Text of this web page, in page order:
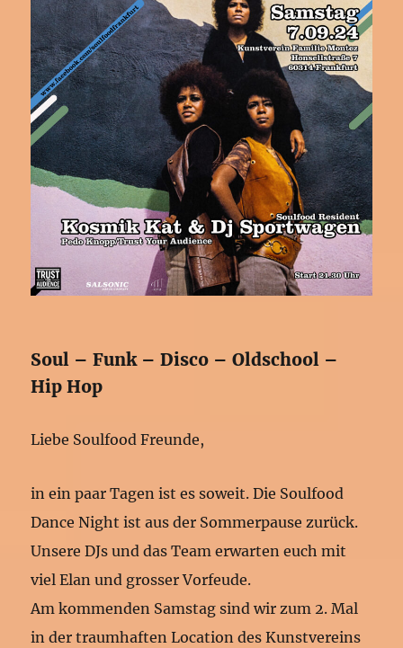
Soul – Funk – Disco – Oldschool –
Hip Hop
Liebe Soulfood Freunde,
in ein paar Tagen ist es soweit. Die Soulfood
Dance Night ist aus der Sommerpause zurück.
Unsere DJs und das Team erwarten euch mit
viel Elan und grosser Vorfeude.
Am kommenden Samstag sind wir zum 2. Mal
in der traumhaften Location des Kunstvereins